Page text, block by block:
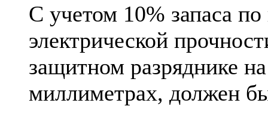
С учетом 10% запаса
электрической
защитном разряднике
миллиметрах, должен